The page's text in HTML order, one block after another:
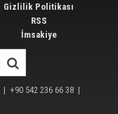
Gizlilik Politikası
RSS
İmsakiye
| +90 542 236 66 38 |